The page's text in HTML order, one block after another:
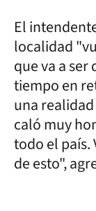
El
localidad
que va a
tiempo en
una
caló muy
todo el país.
de esto",